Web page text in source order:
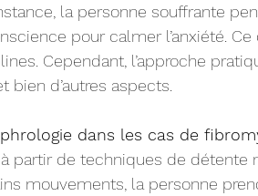
la personne souffrante
pour calmer l’anxiété.
Cependant, l’approche
bien d’autres aspects.
dans les cas de
partir de techniques de détente
mouvements, la personne